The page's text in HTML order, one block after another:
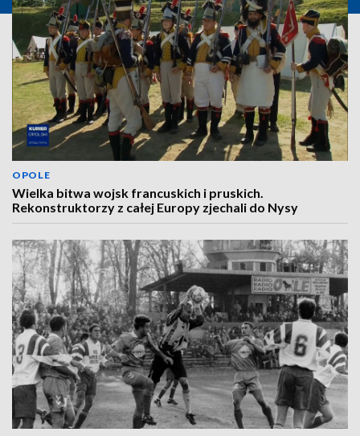
OPOLE
Wielka bitwa wojsk francuskich i pruskich.
Rekonstruktorzy z całej Europy zjechali do Nysy